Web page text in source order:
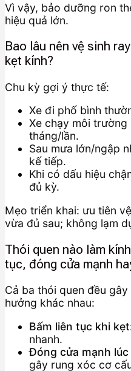
Vì vậy, bảo dưỡng ron
hiệu quả lớn.
Bao lâu nên vệ sinh
kẹt kính?
Chu kỳ gợi ý thực tế:
Xe đi phố bình
Xe chạy môi trường
tháng/lần.
Sau mưa lớn/ngập
kế tiếp.
Khi có dấu hiệu
đủ kỳ.
Mẹo triển khai: ưu tiên
vừa đủ sau; không lạm
Thói quen nào làm
tục, đóng cửa mạnh
Cả ba thói quen đều
hưởng khác nhau:
Bấm liên tục khi
nhanh.
Đóng cửa mạnh
gây rung xóc cơ